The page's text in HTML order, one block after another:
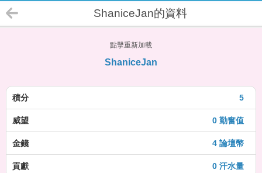
ShaniceJan的資料
點擊重新加載
ShaniceJan
5
積分
0 勤奮值
威望
4 論壇幣
金錢
0 汗水量
貢獻